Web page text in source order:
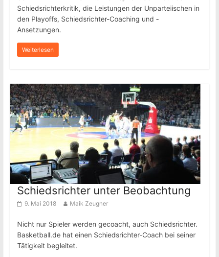
Schiedsrichterkritik, die Leistungen der Unparteiischen in
den Playoffs, Schiedsrichter-Coaching und -
Ansetzungen.
Weiterlesen
Schiedsrichter unter Beobachtung
9. Mai 2018 Maik Zeugner
Nicht nur Spieler werden gecoacht, auch Schiedsrichter.
Basketball.de hat einen Schiedsrichter-Coach bei seiner
Tätigkeit begleitet.